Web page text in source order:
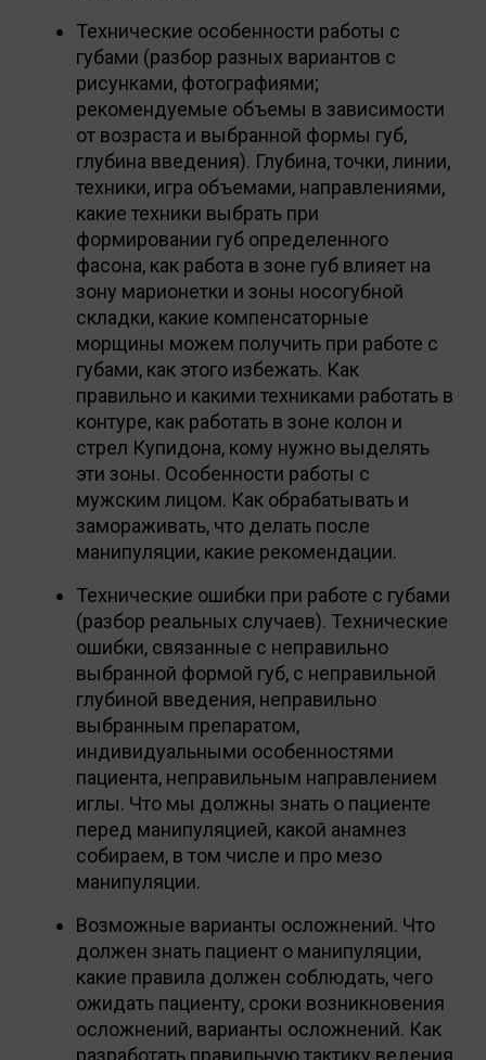
Технические особенности работы с
губами (разбор разных вариантов с
рисунками, фотографиями;
рекомендуемые объемы в зависимости
от возраста и выбранной формы губ,
глубина введения). Глубина, точки, линии,
техники, игра объемами, направлениями,
какие техники выбрать при
формировании губ определенного
фасона, как работа в зоне губ влияет на
зону марионетки и зоны носогубной
складки, какие компенсаторные
морщины можем получить при работе с
губами, как этого избежать. Как
правильно и какими техниками работать в
контуре, как работать в зоне колон и
стрел Купидона, кому нужно выделять
эти зоны. Особенности работы с
мужским лицом. Как обрабатывать и
замораживать, что делать после
манипуляции, какие рекомендации.
Технические ошибки при работе с губами
(разбор реальных случаев). Технические
ошибки, связанные с неправильно
выбранной формой губ, с неправильной
глубиной введения, неправильно
выбранным препаратом,
индивидуальными особенностями
пациента, неправильным направлением
иглы. Что мы должны знать о пациенте
перед манипуляцией, какой анамнез
собираем, в том числе и про мезо
манипуляции.
Возможные варианты осложнений. Что
должен знать пациент о манипуляции,
какие правила должен соблюдать, чего
ожидать пациенту, сроки возникновения
осложнений, варианты осложнений. Как
разработать правильную тактику ведения